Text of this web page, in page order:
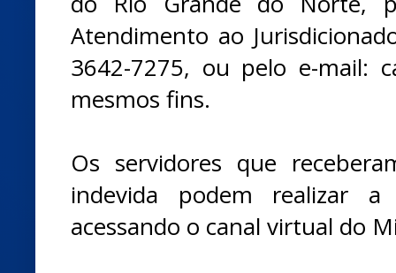
Atendimento ao
3642-7275, ou pelo e-mail:
mesmos fins.
Os servidores que
indevida podem realizar a
acessando o canal virtual do